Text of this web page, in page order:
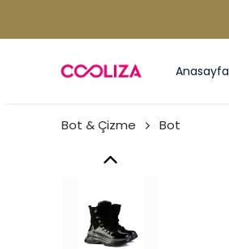
Anasayfa
Bot & Çizme Bot